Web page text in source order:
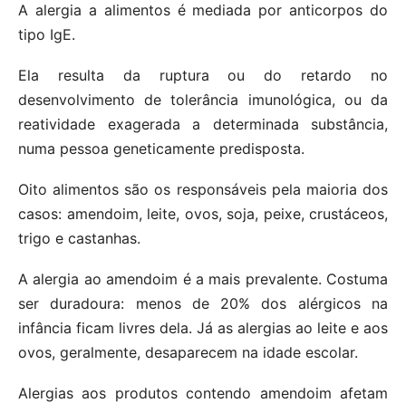
A alergia a alimentos é mediada por anticorpos do
tipo IgE.
Ela resulta da ruptura ou do retardo no
desenvolvimento de tolerância imunológica, ou da
reatividade exagerada a determinada substância,
numa pessoa geneticamente predisposta.
Oito alimentos são os responsáveis pela maioria dos
casos: amendoim, leite, ovos, soja, peixe, crustáceos,
trigo e castanhas.
A alergia ao amendoim é a mais prevalente. Costuma
ser duradoura: menos de 20% dos alérgicos na
infância ficam livres dela. Já as alergias ao leite e aos
ovos, geralmente, desaparecem na idade escolar.
Alergias aos produtos contendo amendoim afetam